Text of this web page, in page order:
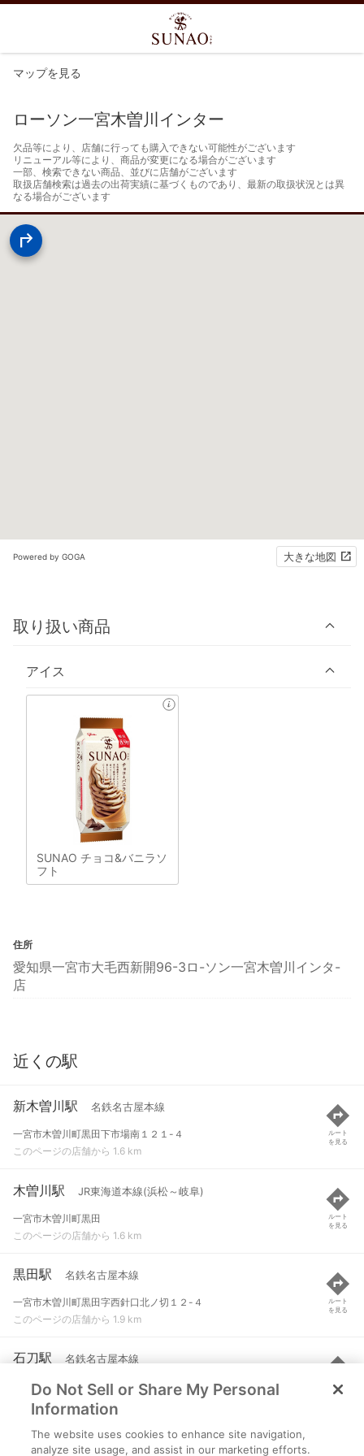
マップを見る
ローソン一宮木曽川インター
欠品等により、店舗に行っても購入できない可能性がございます
リニューアル等により、商品が変更になる場合がございます
一部、検索できない商品、並びに店舗がございます
取扱店舗検索は過去の出荷実績に基づくものであり、最新の取扱状況とは異
なる場合がございます
Powered by GOGA 大きな地図
取り扱い商品
アイス
SUNAO チョコ&バニラソ
フト
住所
愛知県一宮市大毛西新開96-3ロ-ソン一宮木曽川インタ-
店
近くの駅
新木曽川駅 名鉄名古屋本線
一宮市木曽川町黒田下市場南１２１-４
このページの店舗から 1.6 km
ルート
を見る
木曽川駅 JR東海道本線(浜松～岐阜)
一宮市木曽川町黒田
このページの店舗から 1.6 km
ルート
を見る
黒田駅 名鉄名古屋本線
一宮市木曽川町黒田字西針口北ノ切１２-４
このページの店舗から 1.9 km
ルート
を見る
石刀駅 名鉄名古屋本線
一宮市今伊勢町大字馬寄字西切声
このページの店舗から 2.2 km
ルート
を見る
今伊勢駅 名鉄名古屋本線
Do Not Sell or Share My Personal
Information
The website uses cookies to enhance site navigation,
analyze site usage, and assist in our marketing efforts.